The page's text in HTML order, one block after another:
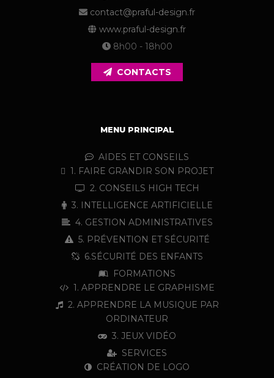
contact@praful-design.fr
www.praful-design.fr
8h00 - 18h00
CONTACTS
MENU PRINCIPAL
AIDES ET CONSEILS
1. FAIRE GRANDIR SON PROJET
2. CONSEILS HIGH TECH
3. INTELLIGENCE ARTIFICIELLE
4. GESTION ADMINISTRATIVES
5. PRÉVENTION ET SÉCURITÉ
6.SÉCURITÉ DES ENFANTS
FORMATIONS
1. APPRENDRE LE GRAPHISME
2. APPRENDRE LA MUSIQUE PAR
ORDINATEUR
3. JEUX VIDÉO
SERVICES
CRÉATION DE LOGO